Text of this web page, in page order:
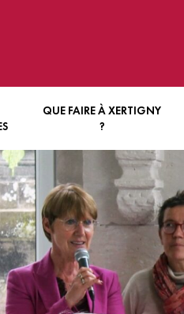
QUE FAIRE À XERTIGNY
?
DÉCOUVRIR XERTIGNY
ÉVÈNEMENTS
ART ET CULTURE
SPORT
FORÊT
BIEN
VIE
MA